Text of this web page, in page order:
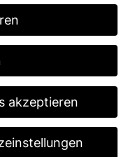
wartungsarm und
für Einsatzgebiete
akzeptieren